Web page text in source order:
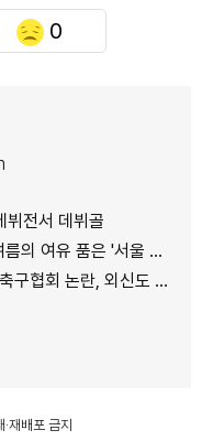
0
뷔전서 데뷔골
은 '서울 신규 미술관 4곳'
논란, 외신도 집중 조명
재배포 금지